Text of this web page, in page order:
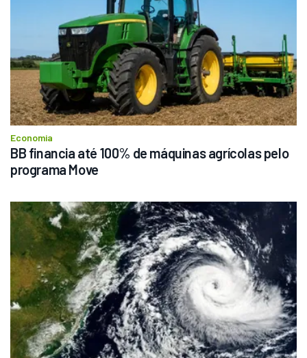
Economia
BB financia até 100% de máquinas agrícolas pelo
programa Move